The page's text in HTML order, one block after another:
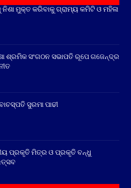
ନିଶା ମୁକ୍ତ କରିବାକୁ ଗ୍ରାମ୍ୟ କମିଟି ଓ ମହିଳା
ଶ୍ରମିକ ସଂଗଠନ ସଭାପତି ରୂପେ ଗଜେନ୍ଦ୍ର
ସୁରମା ପାଢୀ
ପ୍ରକୃତି ମିତ୍ର ଓ ପ୍ରକୃତି ବନ୍ଧୁ